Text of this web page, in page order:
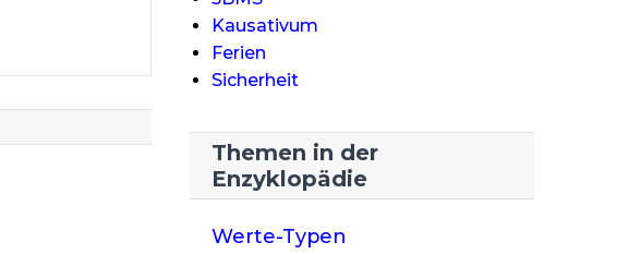
Kausativum
Ferien
Sicherheit
Themen in der
Enzyklopädie
Werte-Typen